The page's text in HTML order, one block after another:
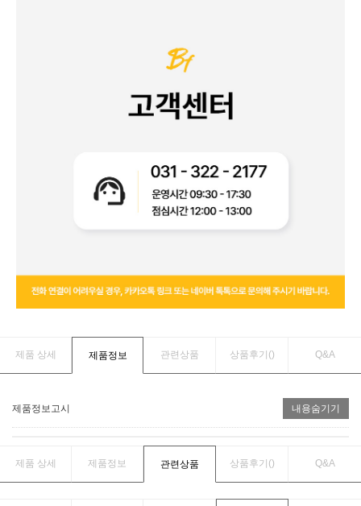
제품 상세 제품정보 관련상품 상품후기() Q&A
제품정보고시 내용숨기기
제품 상세 제품정보 관련상품 상품후기() Q&A